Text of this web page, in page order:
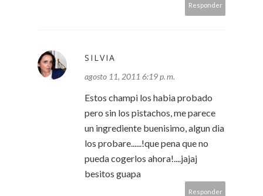
Responder
SILVIA
agosto 11, 2011 6:19 p. m.
Estos champi los habia probado
pero sin los pistachos, me parece
un ingrediente buenisimo, algun dia
los probare......!que pena que no
pueda cogerlos ahora!....jajaj
besitos guapa
Responder